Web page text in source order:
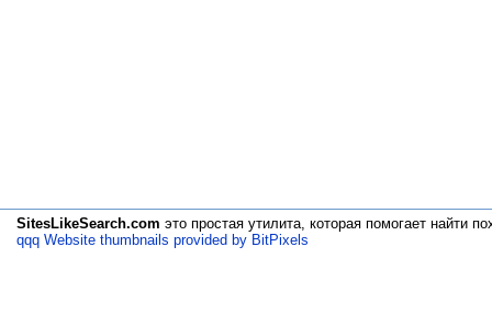
SitesLikeSearch.com это простая утилита, которая помогает найти
qqq Website thumbnails provided by BitPixels